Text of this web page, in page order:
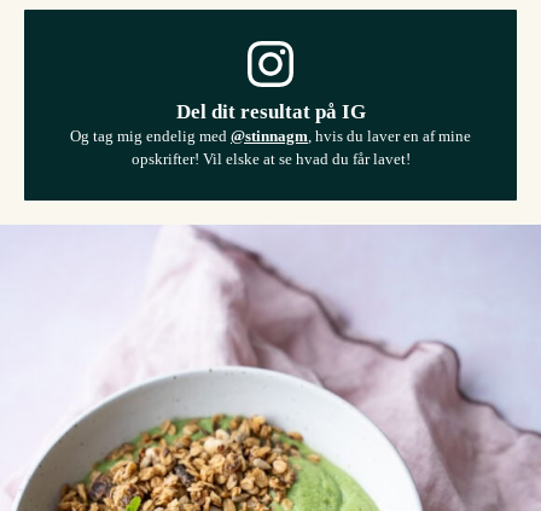
Del dit resultat på IG
Og tag mig endelig med @stinnagm , hvis du laver en af mine
opskrifter! Vil elske at se hvad du får lavet!